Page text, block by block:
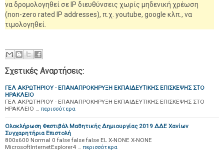
να δρομολογηθεί σε IP διευθύνσεις χωρίς μηδενική χρέωση
(non-zero rated IP addresses), π.χ. youtube, google κλπ., να
τιμολογηθεί.
Σχετικές Αναρτήσεις:
ΓΕΛ ΑΚΡΩΤΗΡΙΟΥ - ΕΠΑΝΑΠΡΟΚΗΡΥΞΗ ΕΚΠΑΙΔΕΥΤΙΚΗΣ ΕΠΙΣΚΕΨΗΣ ΣΤΟ
ΗΡΑΚΛΕΙΟ
ΓΕΛ ΑΚΡΩΤΗΡΙΟΥ - ΕΠΑΝΑΠΡΟΚΗΡΥΞΗ ΕΚΠΑΙΔΕΥΤΙΚΗΣ ΕΠΙΣΚΕΨΗΣ ΣΤΟ
ΗΡΑΚΛΕΙΟ … περισσότερα
Ολοκλήρωση Φεστιβάλ Μαθητικής Δημιουργίας 2019 ΔΔΕ Χανίων
Συγχαρητήρια Επιστολή
800x600 Normal 0 false false false EL X-NONE X-NONE
MicrosoftInternetExplorer4 … περισσότερα